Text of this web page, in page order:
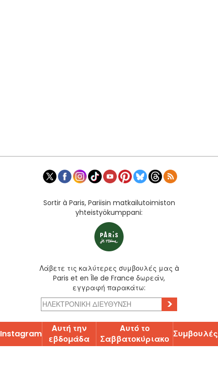
Sortir à Paris, Pariisin matkailutoimiston
yhteistyökumppani:
Λάβετε τις καλύτερες συμβουλές μας à
Paris et en Île de France δωρεάν,
εγγραφή παρακάτω:
>
Instagram
Αυτή την
εβδοµάδα
Αυτό το
Ʃαββατοκύριακο Ʃυµβουλές